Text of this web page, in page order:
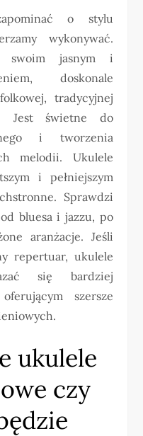
o stylu
wykonywać.
swoim jasnym i
doskonale
tradycyjnej
Jest świetne do
i tworzenia
melodii. Ukulele
i pełniejszym
Sprawdzi
bluesa i jazzu, po
aranżacje. Jeśli
repertuar, ukulele
się bardziej
szersze
ukulele
czy